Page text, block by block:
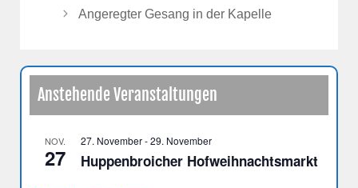
Angeregter Gesang in der Kapelle
Anstehende Veranstaltungen
NOV.
27
27. November-29. November
Huppenbroicher Hofweihnachtsmarkt